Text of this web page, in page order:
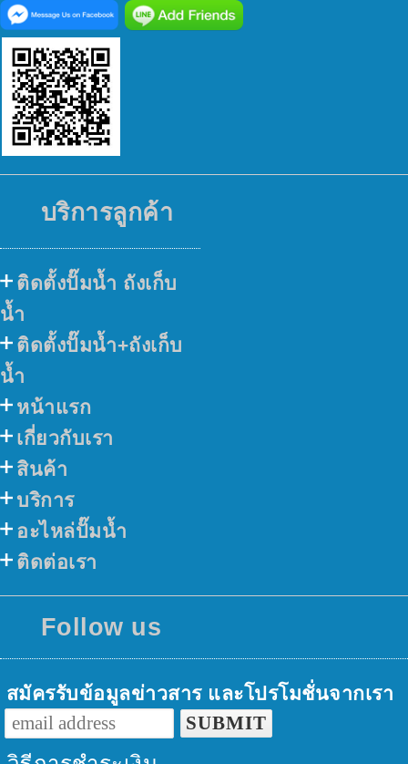
บริการลูกค้า
ติดตั้งปั๊มน้ำ ถังเก็บ
น้ำ
ติดตั้งปั๊มน้ำ+ถังเก็บ
น้ำ
หน้าแรก
เกี่ยวกับเรา
สินค้า
บริการ
อะไหล่ปั๊มน้ำ
ติดต่อเรา
Follow us
สมัครรับข้อมูลข่าวสาร และโปรโมชั่นจากเรา